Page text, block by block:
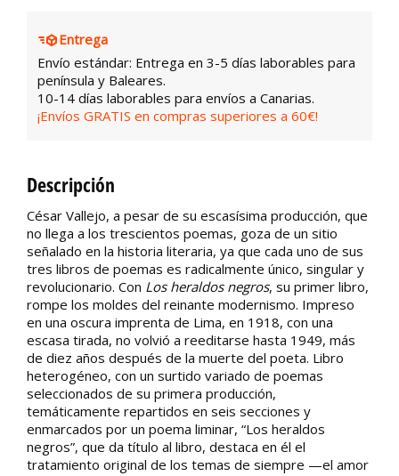
Entrega
Envío estándar: Entrega en 3-5 días laborables para
península y Baleares.
10-14 días laborables para envíos a Canarias.
¡Envíos GRATIS en compras superiores a 60€!
Descripción
César Vallejo, a pesar de su escasísima producción, que
no llega a los trescientos poemas, goza de un sitio
señalado en la historia literaria, ya que cada uno de sus
tres libros de poemas es radicalmente único, singular y
revolucionario. Con Los heraldos negros, su primer libro,
rompe los moldes del reinante modernismo. Impreso
en una oscura imprenta de Lima, en 1918, con una
escasa tirada, no volvió a reeditarse hasta 1949, más
de diez años después de la muerte del poeta. Libro
heterogéneo, con un surtido variado de poemas
seleccionados de su primera producción,
temáticamente repartidos en seis secciones y
enmarcados por un poema liminar, “Los heraldos
negros”, que da título al libro, destaca en él el
tratamiento original de los temas de siempre —el amor